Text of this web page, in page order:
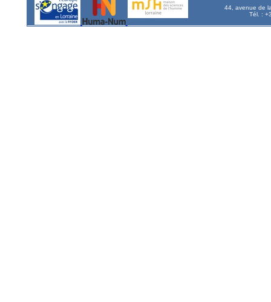
44, avenue de
Tél. :